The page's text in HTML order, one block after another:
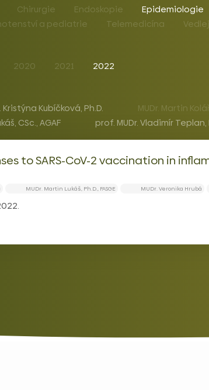
Chirurgie Endoskopie Epidemiologie
a pediatrie Telemedicína
2020 2021 2022
Kristýna Kubíčková, Ph.D. MUDr. Martin Kolář
CSc., AGAF prof. MUDr. Vladimír Teplan,
to SARS-CoV-2 vaccination in
MUDr. Martin Lukáš, Ph.D., FASGE MUDr. Veronika Hrubá